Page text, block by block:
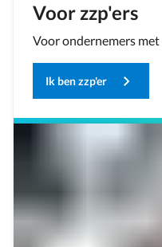
Voor zzp'ers
Voor ondernemers
Ik ben zzp'er